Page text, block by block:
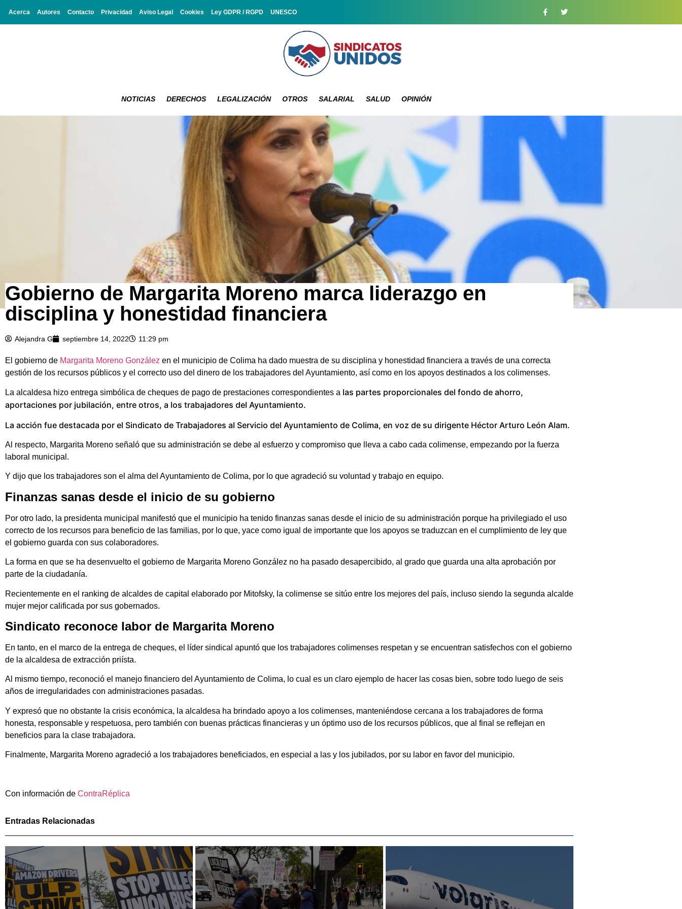
Acerca Autores Contacto Privacidad Aviso Legal Cookies Ley GDPR / RGPD UNESCO
NOTICIAS DERECHOS LEGALIZACIÓN OTROS SALARIAL SALUD OPINIÓN
Gobierno de Margarita Moreno marca liderazgo en
disciplina y honestidad financiera
Alejandra G septiembre 14, 2022 11:29 pm
El gobierno de Margarita Moreno González en el municipio de Colima ha dado muestra de su disciplina y honestidad financiera a través de una correcta
gestión de los recursos públicos y el correcto uso del dinero de los trabajadores del Ayuntamiento, así como en los apoyos destinados a los colimenses.
La alcaldesa hizo entrega simbólica de cheques de pago de prestaciones correspondientes a las partes proporcionales del fondo de ahorro,
aportaciones por jubilación, entre otros, a los trabajadores del Ayuntamiento.
La acción fue destacada por el Sindicato de Trabajadores al Servicio del Ayuntamiento de Colima, en voz de su dirigente Héctor Arturo León Alam.
Al respecto, Margarita Moreno señaló que su administración se debe al esfuerzo y compromiso que lleva a cabo cada colimense, empezando por la fuerza
laboral municipal.
Y dijo que los trabajadores son el alma del Ayuntamiento de Colima, por lo que agradeció su voluntad y trabajo en equipo.
Finanzas sanas desde el inicio de su gobierno
Por otro lado, la presidenta municipal manifestó que el municipio ha tenido finanzas sanas desde el inicio de su administración porque ha privilegiado el uso
correcto de los recursos para beneficio de las familias, por lo que, yace como igual de importante que los apoyos se traduzcan en el cumplimiento de ley que
el gobierno guarda con sus colaboradores.
La forma en que se ha desenvuelto el gobierno de Margarita Moreno González no ha pasado desapercibido, al grado que guarda una alta aprobación por
parte de la ciudadanía.
Recientemente en el ranking de alcaldes de capital elaborado por Mitofsky, la colimense se sitúo entre los mejores del país, incluso siendo la segunda alcalde
mujer mejor calificada por sus gobernados.
Sindicato reconoce labor de Margarita Moreno
En tanto, en el marco de la entrega de cheques, el líder sindical apuntó que los trabajadores colimenses respetan y se encuentran satisfechos con el gobierno
de la alcaldesa de extracción priísta.
Al mismo tiempo, reconoció el manejo financiero del Ayuntamiento de Colima, lo cual es un claro ejemplo de hacer las cosas bien, sobre todo luego de seis
años de irregularidades con administraciones pasadas.
Y expresó que no obstante la crisis económica, la alcaldesa ha brindado apoyo a los colimenses, manteniéndose cercana a los trabajadores de forma
honesta, responsable y respetuosa, pero también con buenas prácticas financieras y un óptimo uso de los recursos públicos, que al final se reflejan en
beneficios para la clase trabajadora.
Finalmente, Margarita Moreno agradeció a los trabajadores beneficiados, en especial a las y los jubilados, por su labor en favor del municipio.
Con información de ContraRéplica
Entradas Relacionadas